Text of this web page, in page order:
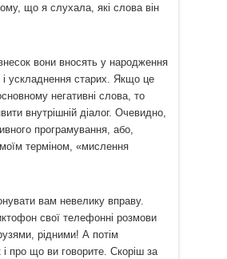
що я слухала, які слова він
вони вносять у народження
ускладнення старих. Якщо це
негативні слова, то
внутрішній діалог. Очевидно,
програмування, або,
терміном, «мислення
вам невелику вправу.
свої телефонні розмови
рідними! А потім
і про що ви говорите. Скоріш за